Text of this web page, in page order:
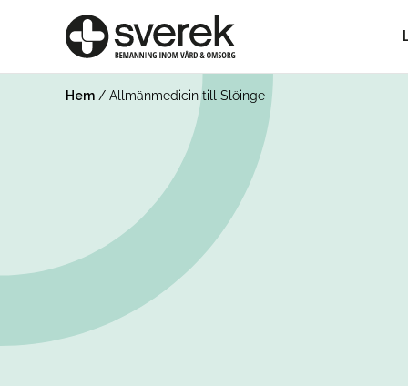
Hem / Allmänmedicin till Slöinge